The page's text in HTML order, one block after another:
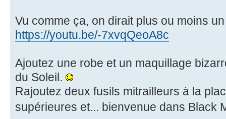
Vu comme ça, on dirait plus ou moins
https://youtu.be/-7xvqQeoA8c
Ajoutez une robe et un maquillage
du Soleil.
Rajoutez deux fusils mitrailleurs à la
supérieures et... bienvenue dans Black